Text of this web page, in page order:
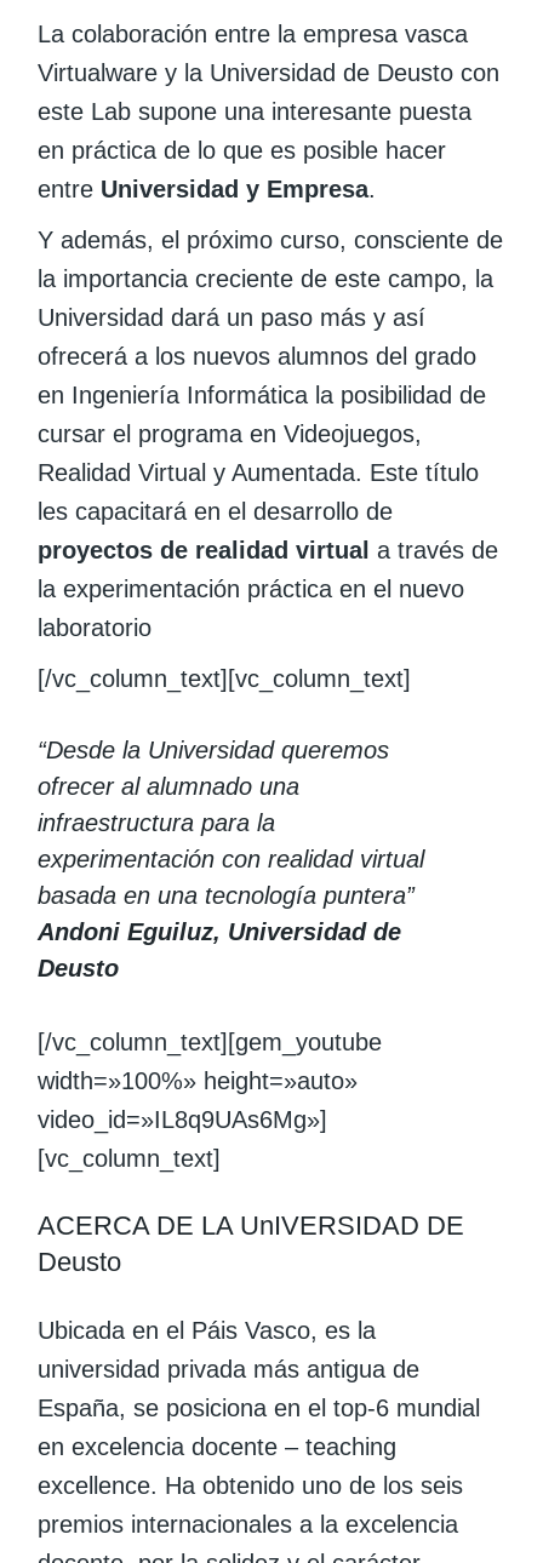
La colaboración entre la empresa vasca
Virtualware y la Universidad de Deusto con
este Lab supone una interesante puesta
en práctica de lo que es posible hacer
entre Universidad y Empresa.
Y además, el próximo curso, consciente de
la importancia creciente de este campo, la
Universidad dará un paso más y así
ofrecerá a los nuevos alumnos del grado
en Ingeniería Informática la posibilidad de
cursar el programa en Videojuegos,
Realidad Virtual y Aumentada. Este título
les capacitará en el desarrollo de
proyectos de realidad virtual a través de
la experimentación práctica en el nuevo
laboratorio
[/vc_column_text][vc_column_text]
“Desde la Universidad queremos
ofrecer al alumnado una
infraestructura para la
experimentación con realidad virtual
basada en una tecnología puntera”
Andoni Eguiluz, Universidad de
Deusto
[/vc_column_text][gem_youtube
width=»100%» height=»auto»
video_id=»IL8q9UAs6Mg»]
[vc_column_text]
ACERCA DE LA UnIVERSIDAD DE
Deusto
Ubicada en el Páis Vasco, es la
universidad privada más antigua de
España, se posiciona en el top-6 mundial
en excelencia docente – teaching
excellence. Ha obtenido uno de los seis
premios internacionales a la excelencia